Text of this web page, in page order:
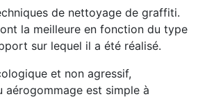
de nettoyage de graffiti.
la meilleure en fonction du type
sur lequel il a été réalisé.
et non agressif,
aérogommage est simple à